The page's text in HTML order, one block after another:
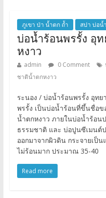
ภูเขา ป่า น้ำตก ถ้ำ สปา บ่อน้
บ่อน้ำร้อนพรรั้ง อุ
หงาว
admin 0 Comment
ชาติน้ำตกหงาว
ระนอง / บ่อน้ำร้อนพรรั้ง อุท
พรรั้ง เป็นบ่อน้ำร้อนที่ขึ้นชื่อข
น้ำตกหงาว ภายในบ่อน้ำร้อน
ธรรมชาติ และ บ่อปูนซีเมน
ออกมาจากผิวดิน กระจายเป็
ไม่ร้อนมาก ประมาณ 35-40
Read more